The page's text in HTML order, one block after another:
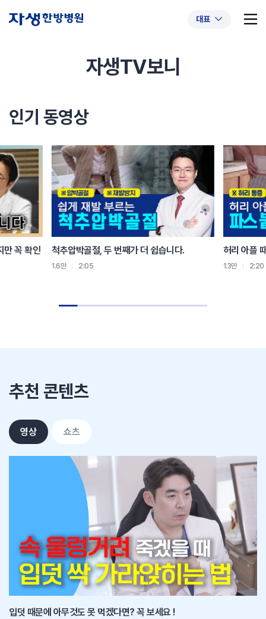
대표
추천 검색어 #초음파약침
#추나요법
자생TV보니
인기 동영상
만 꼭 확인 척추압박골절, 두 번째가 더 쉽습니다.
1.6만 2:05
허리 아플
1.3만 2:20
추천 콘텐츠
영상 쇼츠
입덧 때문에 아무것도 못 먹겠다면? 꼭 보세요 !